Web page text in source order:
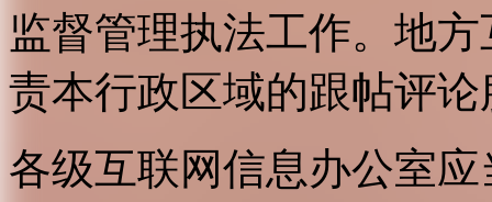
监督管理执法工作。地
责本行政区域的跟帖评
各级互联网信息办公室